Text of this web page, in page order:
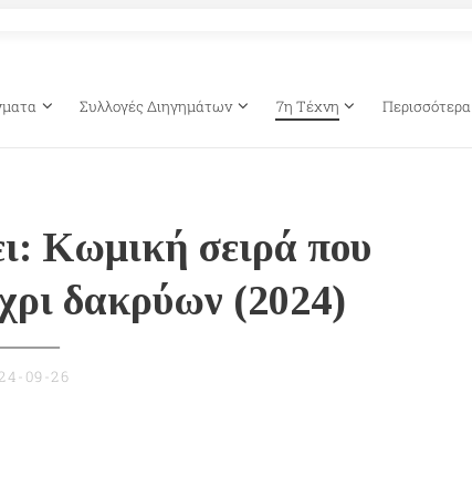
Συλλογές Διηγημάτων 7η Τέχνη Περισσότερα
Κωμική σειρά που
δακρύων (2024)
09-26